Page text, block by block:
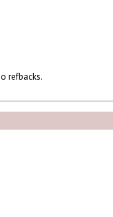
refbacks.